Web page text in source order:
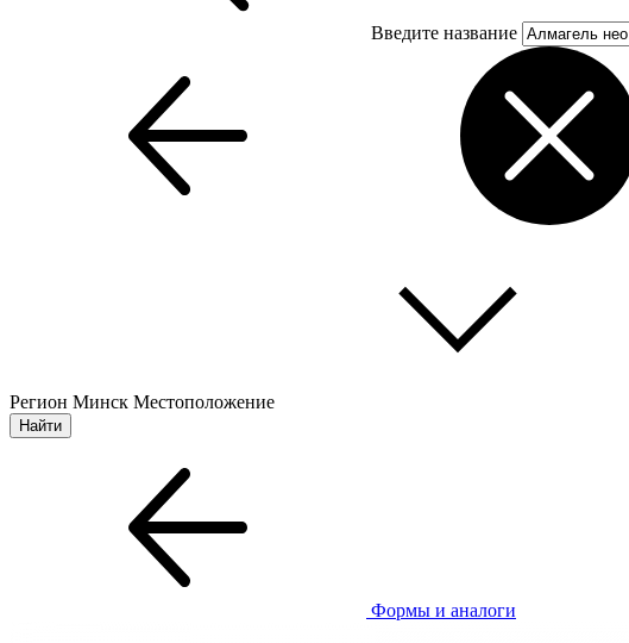
Введите название
Регион Минск Местоположение
Формы и аналоги